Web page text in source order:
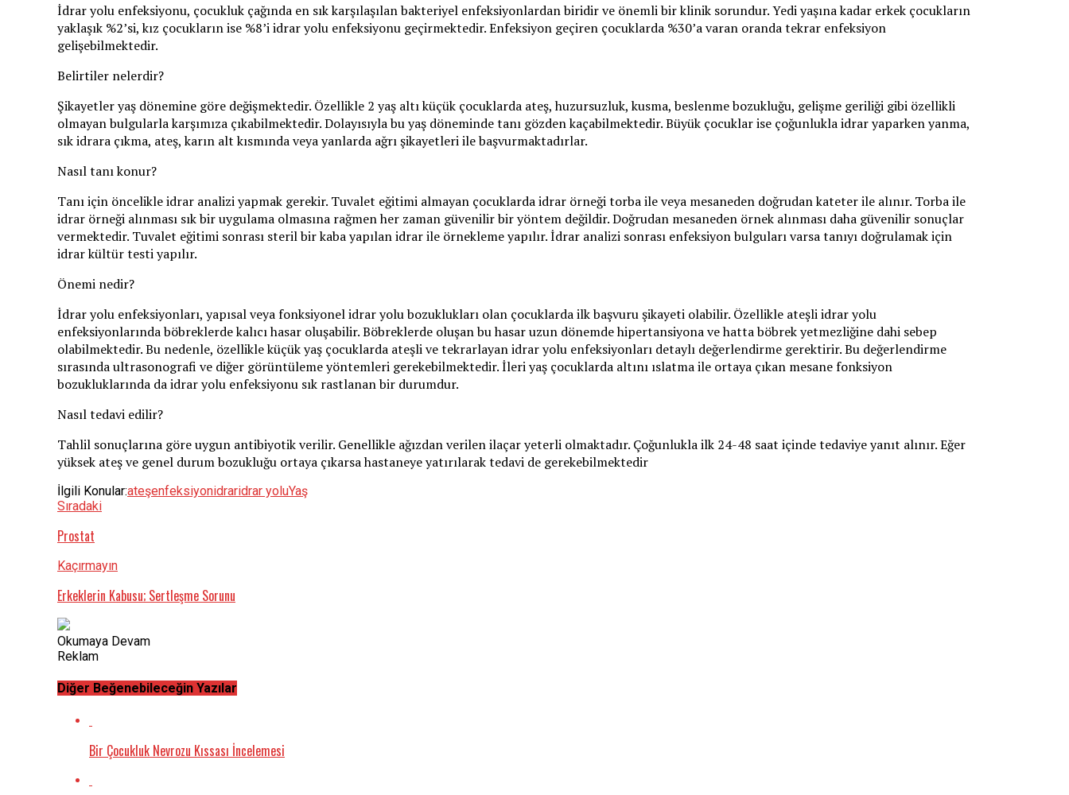
İdrar yolu enfeksiyonu, çocukluk çağında en sık karşılaşılan bakteriyel enfeksiyonlardan biridir ve önemli bir klinik sorundur. Yedi yaşına kadar erkek çocukların
yaklaşık %2’si, kız çocukların ise %8’i idrar yolu enfeksiyonu geçirmektedir. Enfeksiyon geçiren çocuklarda %30’a varan oranda tekrar enfeksiyon
gelişebilmektedir.
Belirtiler nelerdir?
Şikayetler yaş dönemine göre değişmektedir. Özellikle 2 yaş altı küçük çocuklarda ateş, huzursuzluk, kusma, beslenme bozukluğu, gelişme geriliği gibi özellikli
olmayan bulgularla karşımıza çıkabilmektedir. Dolayısıyla bu yaş döneminde tanı gözden kaçabilmektedir. Büyük çocuklar ise çoğunlukla idrar yaparken yanma,
sık idrara çıkma, ateş, karın alt kısmında veya yanlarda ağrı şikayetleri ile başvurmaktadırlar.
Nasıl tanı konur?
Tanı için öncelikle idrar analizi yapmak gerekir. Tuvalet eğitimi almayan çocuklarda idrar örneği torba ile veya mesaneden doğrudan kateter ile alınır. Torba ile
idrar örneği alınması sık bir uygulama olmasına rağmen her zaman güvenilir bir yöntem değildir. Doğrudan mesaneden örnek alınması daha güvenilir sonuçlar
vermektedir. Tuvalet eğitimi sonrası steril bir kaba yapılan idrar ile örnekleme yapılır. İdrar analizi sonrası enfeksiyon bulguları varsa tanıyı doğrulamak için
idrar kültür testi yapılır.
Önemi nedir?
İdrar yolu enfeksiyonları, yapısal veya fonksiyonel idrar yolu bozuklukları olan çocuklarda ilk başvuru şikayeti olabilir. Özellikle ateşli idrar yolu
enfeksiyonlarında böbreklerde kalıcı hasar oluşabilir. Böbreklerde oluşan bu hasar uzun dönemde hipertansiyona ve hatta böbrek yetmezliğine dahi sebep
olabilmektedir. Bu nedenle, özellikle küçük yaş çocuklarda ateşli ve tekrarlayan idrar yolu enfeksiyonları detaylı değerlendirme gerektirir. Bu değerlendirme
sırasında ultrasonografi ve diğer görüntüleme yöntemleri gerekebilmektedir. İleri yaş çocuklarda altını ıslatma ile ortaya çıkan mesane fonksiyon
bozukluklarında da idrar yolu enfeksiyonu sık rastlanan bir durumdur.
Nasıl tedavi edilir?
Tahlil sonuçlarına göre uygun antibiyotik verilir. Genellikle ağızdan verilen ilaçar yeterli olmaktadır. Çoğunlukla ilk 24-48 saat içinde tedaviye yanıt alınır. Eğer
yüksek ateş ve genel durum bozukluğu ortaya çıkarsa hastaneye yatırılarak tedavi de gerekebilmektedir
İlgili Konular:ateşenfeksiyonidraridrar yoluYaş
Sıradaki
Prostat
Kaçırmayın
Erkeklerin Kabusu; Sertleşme Sorunu
Okumaya Devam
Reklam
Diğer Beğenebileceğin Yazılar
Bir Çocukluk Nevrozu Kıssası İncelemesi